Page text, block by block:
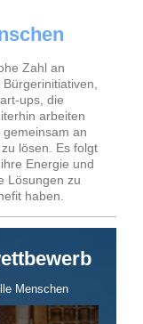
Zahl an
ups, die
arbeiten
an
lösen. Es folgt
Energie und
Lösungen zu
haben.
Menschen